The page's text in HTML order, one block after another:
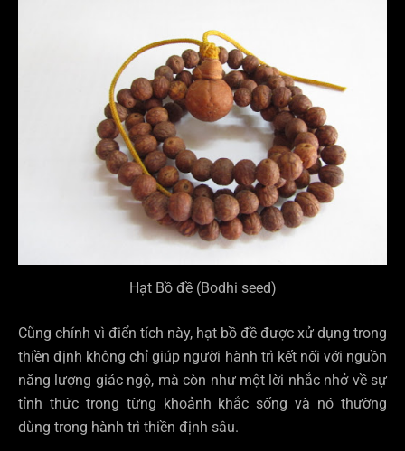
Hạt Bồ đề (Bodhi seed)
Cũng chính vì điển tích này, hạt bồ đề được xử dụng trong
thiền định không chỉ giúp người hành trì kết nối với nguồn
năng lượng giác ngộ, mà còn như một lời nhắc nhở về sự
tỉnh thức trong từng khoảnh khắc sống và nó thường
dùng trong hành trì thiền định sâu.